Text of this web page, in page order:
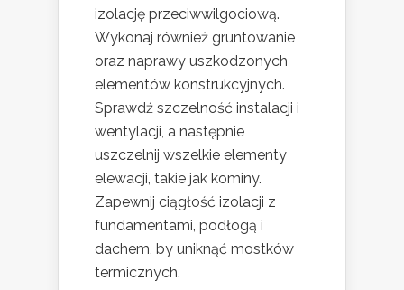
izolację przeciwwilgociową.
Wykonaj również gruntowanie
oraz naprawy uszkodzonych
elementów konstrukcyjnych.
Sprawdź szczelność instalacji i
wentylacji, a następnie
uszczelnij wszelkie elementy
elewacji, takie jak kominy.
Zapewnij ciągłość izolacji z
fundamentami, podłogą i
dachem, by uniknąć mostków
termicznych.